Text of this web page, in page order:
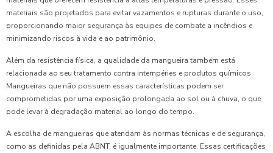
materiais são projetados para evitar vazamentos e rupturas durante o uso,
proporcionando maior segurança às equipes de combate a incêndios e
minimizando riscos à vida e ao patrimônio.
Além da resistência física, a qualidade da mangueira também está
relacionada ao seu tratamento contra intempéries e produtos químicos.
Mangueiras que não possuem essas características podem ser
comprometidas por uma exposição prolongada ao sol ou à chuva, o que
pode levar à degradação material ao longo do tempo.
A escolha de mangueiras que atendam às normas técnicas e de segurança,
como as definidas pela ABNT, é igualmente importante. Essas certificações